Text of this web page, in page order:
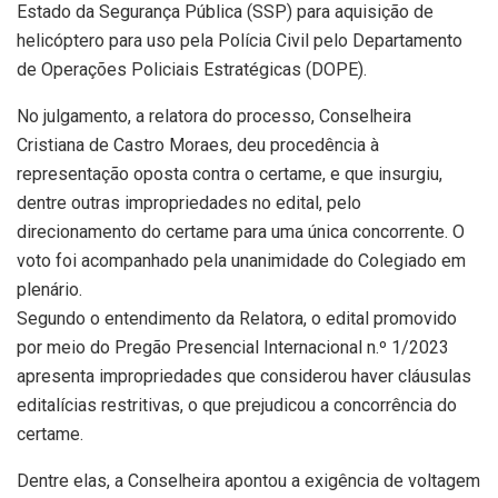
Estado da Segurança Pública (SSP) para aquisição de
helicóptero para uso pela Polícia Civil pelo Departamento
de Operações Policiais Estratégicas (DOPE).
No julgamento, a relatora do processo, Conselheira
Cristiana de Castro Moraes, deu procedência à
representação oposta contra o certame, e que insurgiu,
dentre outras impropriedades no edital, pelo
direcionamento do certame para uma única concorrente. O
voto foi acompanhado pela unanimidade do Colegiado em
plenário.
Segundo o entendimento da Relatora, o edital promovido
por meio do Pregão Presencial Internacional n.º 1/2023
apresenta impropriedades que considerou haver cláusulas
editalícias restritivas, o que prejudicou a concorrência do
certame.
Dentre elas, a Conselheira apontou a exigência de voltagem